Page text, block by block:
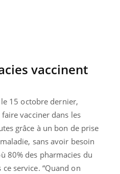
vaccinent
15 octobre dernier,
vacciner dans les
grâce à un bon de prise
sans avoir besoin
80% des pharmacies du
service. “Quand on